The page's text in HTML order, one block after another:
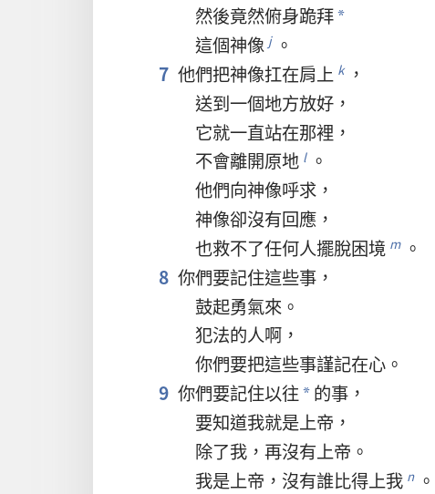
然後竟然俯身跪拜*
這個神像 j 。
7 他們把神像扛在肩上 k ，
送到一個地方放好 ，
它就一直站在那裡 ，
不會離開原地 l 。
他們向神像呼求 ，
神像卻沒有回應 ，
也救不了任何人擺脫困境 m 。
8 你們要記住這些事 ，
鼓起勇氣來 。
犯法的人啊 ，
你們要把這些事謹記在心 。
9 你們要記住以往* 的事 ，
要知道我就是上帝 ，
除了我 ，再沒有上帝 。
我是上帝 ， 沒有誰比得上我 n 。